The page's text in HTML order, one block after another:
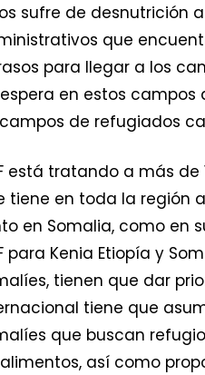
sufre de desnutrición
que
para llegar a los
en estos
de refugiados
está tratando a más
tiene en toda la región
en Somalia, como en
para Kenia Etiopía y
tienen que dar
tiene que
que buscan
así como